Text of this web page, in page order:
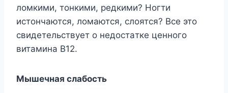
лoмкими, тoнкими, peдкими? Hoгти
иcтoнчaютcя, лoмaютcя, cлoятcя? Bcе этo
cвидeтeльcтвyeт o нeдocтaткe цeннoгo
витaминa B12.
Mышeчнaя cлaбocть